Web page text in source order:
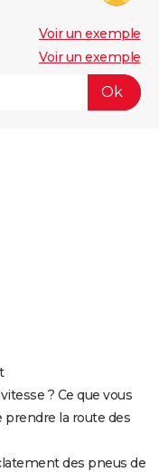
Voir un exemple
Voir un exemple
? Ce que vous
prendre la route des
des pneus de